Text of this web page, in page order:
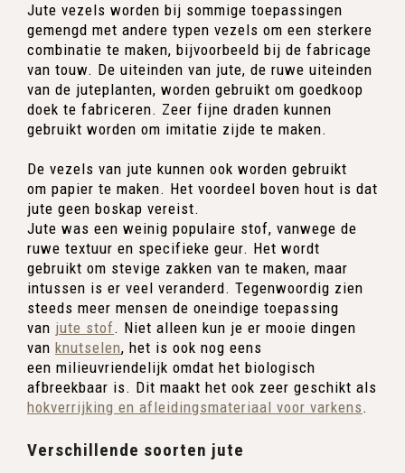
Jute vezels worden bij sommige toepassingen
gemengd met andere typen vezels om een sterkere
combinatie te maken, bijvoorbeeld bij de fabricage
van touw. De uiteinden van jute, de ruwe uiteinden
van de juteplanten, worden gebruikt om goedkoop
doek te fabriceren. Zeer fijne draden kunnen
gebruikt worden om imitatie zijde te maken.
De vezels van jute kunnen ook worden gebruikt
om papier te maken. Het voordeel boven hout is dat
jute geen boskap vereist.
Jute was een weinig populaire stof, vanwege de
ruwe textuur en specifieke geur. Het wordt
gebruikt om stevige zakken van te maken, maar
intussen is er veel veranderd. Tegenwoordig zien
steeds meer mensen de oneindige toepassing
van jute stof. Niet alleen kun je er mooie dingen
van knutselen, het is ook nog eens
een milieuvriendelijk omdat het biologisch
afbreekbaar is. Dit maakt het ook zeer geschikt als
hokverrijking en afleidingsmateriaal voor varkens.
Verschillende soorten jute